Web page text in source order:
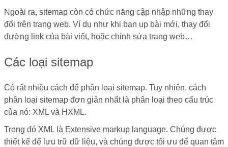
Ngoài ra, sitemap còn có chức năng cập nhập những thay
đổi trên trang web. Ví dụ như khi bạn up bài mới, thay đổi
đường link của bài viết, hoặc chỉnh sửa trang web…
Các loại sitemap
Có rất nhiều cách để phân loại sitemap. Tuy nhiên, cách
phân loại sitemap đơn giản nhất là phân loại theo cấu trúc
của nó: XML và HXML.
Trong đó XML là Extensive markup language. Chúng được
thiết kế để lưu trữ dữ liệu, và chúng được tối ưu để quan tâm